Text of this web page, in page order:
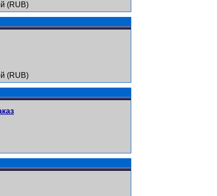
(RUB)
(RUB)